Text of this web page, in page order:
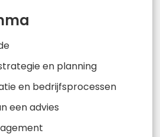
en planning
en bedrijfsprocessen
een advies